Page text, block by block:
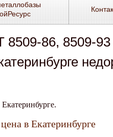
8509-86, 8509-93
в Екатеринбурге